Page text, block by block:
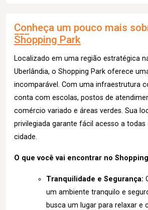
Conheça um pouco mais
Shopping Park
Localizado em uma região estratégica
Uberlândia, o Shopping Park oferece
incomparável. Com uma infraestrutura
conta com escolas, postos de
comércio variado e áreas verdes. Sua
privilegiada garante fácil acesso a todas
cidade.
O que você vai encontrar no
Tranquilidade e Segurança:
um ambiente tranquilo e
busca um lugar para relaxar e